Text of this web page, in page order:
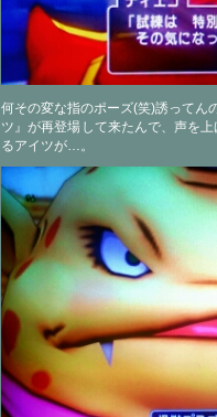
何その変な指のポーズ(笑)誘ってん
ツ』が再登場して来たんで、声を
るアイツが…。